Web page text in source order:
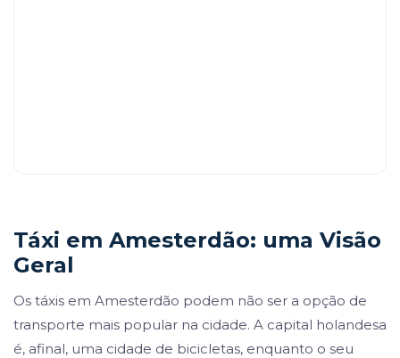
Táxi em Amesterdão: uma Visão
Geral
Os táxis em Amesterdão podem não ser a opção de
transporte mais popular na cidade. A capital holandesa
é, afinal, uma cidade de bicicletas, enquanto o seu